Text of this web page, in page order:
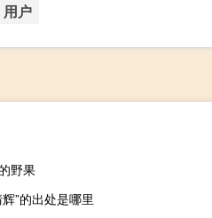
用户
野果
”的出处是哪里